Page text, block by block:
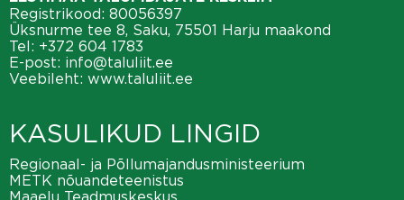
Registrikood: 80056397
Üksnurme tee 8, Saku, 75501 Harju maakond
Tel: +372 604 1783
E-post: info@taluliit.ee
Veebileht: www.taluliit.ee
KASULIKUD LINGID
Regionaal- ja Põllumajandusministeerium
METK nõuandeteenistus
Maaelu Teadmuskeskus